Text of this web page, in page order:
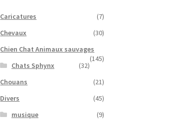
Caricatures
(7)
Chevaux
(30)
Chien Chat Animaux sauvages
(145)
Chats Sphynx
(32)
Chouans
(21)
Divers
(45)
musique
(9)